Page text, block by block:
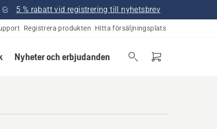
5 % rabatt vid registrering till nyhetsbrev
Registrera produkten Hitta försäljningsplats
Nyheter och erbjudanden